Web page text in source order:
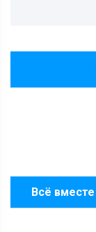
Всё вместе